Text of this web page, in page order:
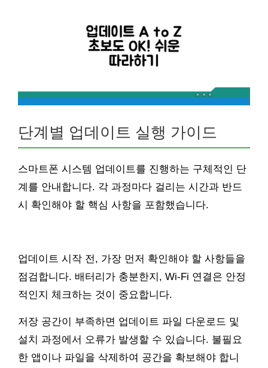
단계별 업데이트 실행 가이드
스마트폰 시스템 업데이트를 진행하는 구체적인 단
계를 안내합니다. 각 과정마다 걸리는 시간과 반드
시 확인해야 할 핵심 사항을 포함했습니다.
업데이트 시작 전, 가장 먼저 확인해야 할 사항들을
점검합니다. 배터리가 충분한지, Wi-Fi 연결은 안정
적인지 체크하는 것이 중요합니다.
저장 공간이 부족하면 업데이트 파일 다운로드 및
설치 과정에서 오류가 발생할 수 있습니다. 불필요
한 앱이나 파일을 삭제하여 공간을 확보해야 합니